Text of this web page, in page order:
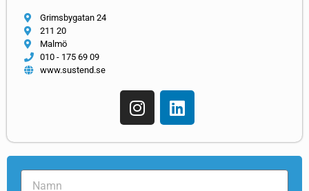
Grimsbygatan 24
211 20
Malmö
010 - 175 69 09
www.sustend.se